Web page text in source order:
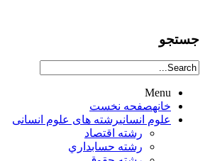
جستجو
Menu
خانهصفحه نخست
علوم انسانيرشته های علوم انسانی
رشته اقتصاد
رشته حسابداري